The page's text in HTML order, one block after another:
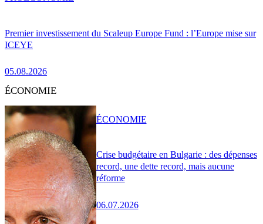
Premier investissement du Scaleup Europe Fund : l’Europe mise sur
ICEYE
05.08.2026
ÉCONOMIE
Crise budgétaire en Bulgarie : des dépenses
record, une dette record, mais aucune
réforme
06.07.2026
ÉCONOMIE